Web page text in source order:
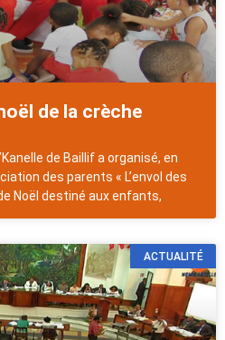
de la crèche
de Baillif a organisé, en
des parents « L’envol des
Noël destiné aux enfants,
ACTUALITÉ